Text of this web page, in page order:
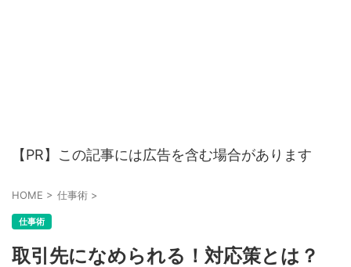
【PR】この記事には広告を含む場合があります
HOME > 仕事術 >
仕事術
取引先になめられる！対応策とは？